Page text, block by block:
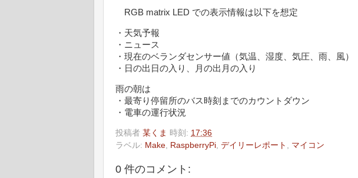
RGB matrix LED での表示情報は以下を想定
・天気予報
・ニュース
・現在のベランダセンサー値（気温、湿度、気圧、雨、風）
・日の出日の入り、月の出月の入り
雨の朝は
・最寄り停留所のバス時刻までのカウントダウン
・電車の運行状況
投稿者 某くま 時刻: 17:36
ラベル: Make, RaspberryPi, デイリーレポート , マイコン
0 件のコメント: